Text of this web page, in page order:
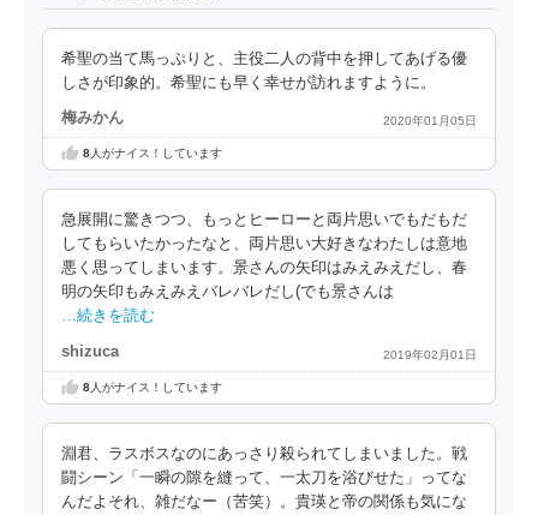
希聖の当て馬っぷりと、主役二人の背中を押してあげる優
しさが印象的。希聖にも早く幸せが訪れますように。
梅みかん 2020年01月05日
8人がナイス！しています
急展開に驚きつつ、もっとヒーローと両片思いでもだもだ
してもらいたかったなと、両片思い大好きなわたしは意地
悪く思ってしまいます。景さんの矢印はみえみえだし、春
明の矢印もみえみえバレバレだし(でも景さんは
…続きを読む
shizuca 2019年02月01日
8人がナイス！しています
淵君、ラスボスなのにあっさり殺られてしまいました。戦
闘シーン「一瞬の隙を縫って、一太刀を浴びせた」ってな
んだよそれ、雑だなー（苦笑）。貴瑛と帝の関係も気にな